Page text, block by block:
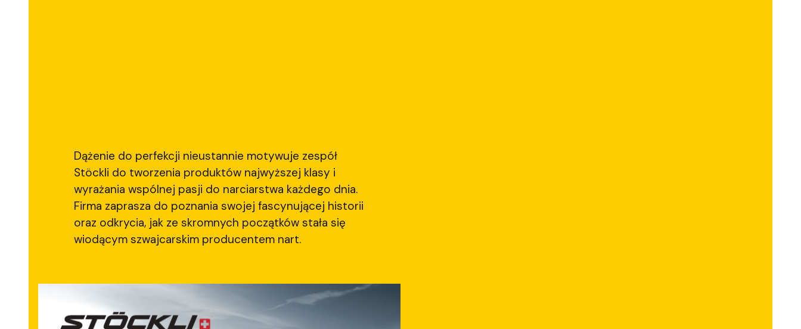
Dążenie do perfekcji nieustannie motywuje zespół
Stöckli do tworzenia produktów najwyższej klasy i
wyrażania wspólnej pasji do narciarstwa każdego dnia.
Firma zaprasza do poznania swojej fascynującej historii
oraz odkrycia, jak ze skromnych początków stała się
wiodącym szwajcarskim producentem nart.